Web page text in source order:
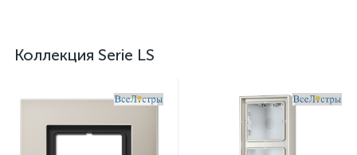
Коллекция Serie LS